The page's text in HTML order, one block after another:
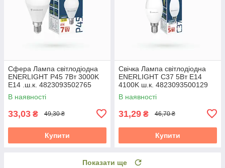
Сфера Лампа світлодіодна
ENERLIGHT P45 7Вт 3000K
E14 .ш.к. 4823093502765
19824
В наявності
33,03 ₴ 49,30 ₴
Купити
Свічка Лампа світлодіодна
ENERLIGHT С37 5Вт E14
4100K ш.к. 4823093500129
19824
В наявності
31,29 ₴ 46,70 ₴
Купити
Показати ще